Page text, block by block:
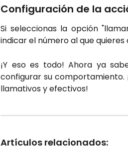
Configuración de la
Si seleccionas la opción
indicar el número al que
¡Y eso es todo! Ahora ya
configurar su comportamiento.
llamativos y efectivos!
Artículos relacionados: